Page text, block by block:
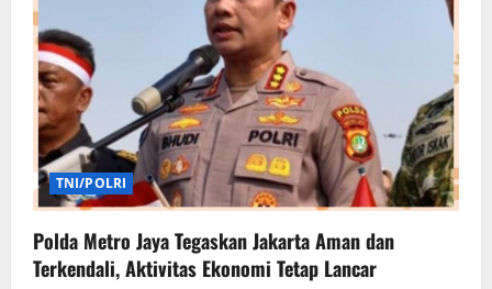
TNI/POLRI
Polda Metro Jaya Tegaskan Jakarta Aman dan
Terkendali, Aktivitas Ekonomi Tetap Lancar